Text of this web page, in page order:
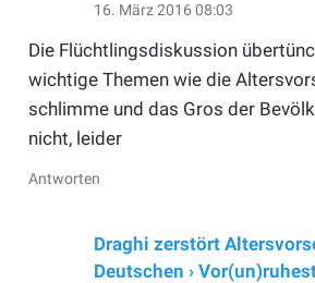
16. März 2016 08:03
Die Flüchtlingsdiskussion
wichtige Themen wie die
schlimme und das Gros der
nicht, leider
Antworten
Draghi zerstört
Deutschen ›